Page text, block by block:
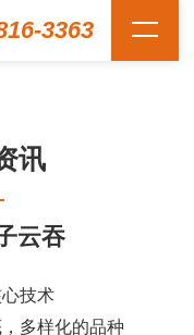
3363
讯
云吞
技术
多样化的品种